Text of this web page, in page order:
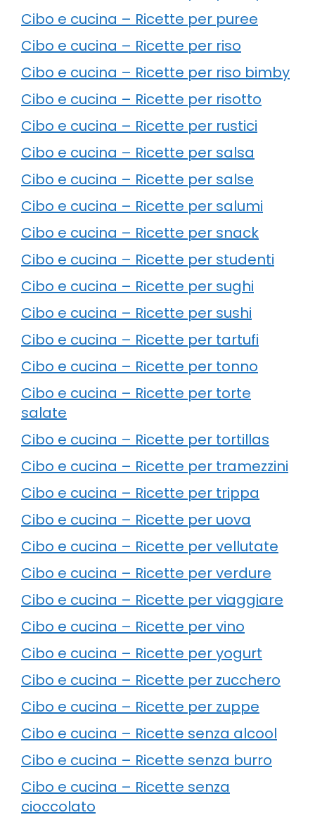
Cibo e cucina – Ricette per puree
Cibo e cucina – Ricette per riso
Cibo e cucina – Ricette per riso bimby
Cibo e cucina – Ricette per risotto
Cibo e cucina – Ricette per rustici
Cibo e cucina – Ricette per salsa
Cibo e cucina – Ricette per salse
Cibo e cucina – Ricette per salumi
Cibo e cucina – Ricette per snack
Cibo e cucina – Ricette per studenti
Cibo e cucina – Ricette per sughi
Cibo e cucina – Ricette per sushi
Cibo e cucina – Ricette per tartufi
Cibo e cucina – Ricette per tonno
Cibo e cucina – Ricette per torte
salate
Cibo e cucina – Ricette per tortillas
Cibo e cucina – Ricette per tramezzini
Cibo e cucina – Ricette per trippa
Cibo e cucina – Ricette per uova
Cibo e cucina – Ricette per vellutate
Cibo e cucina – Ricette per verdure
Cibo e cucina – Ricette per viaggiare
Cibo e cucina – Ricette per vino
Cibo e cucina – Ricette per yogurt
Cibo e cucina – Ricette per zucchero
Cibo e cucina – Ricette per zuppe
Cibo e cucina – Ricette senza alcool
Cibo e cucina – Ricette senza burro
Cibo e cucina – Ricette senza
cioccolato